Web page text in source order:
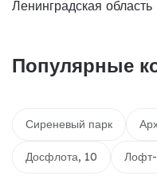
Ленинградская область
Популярные
Сиреневый парк
Досфлота, 10 Лофт-